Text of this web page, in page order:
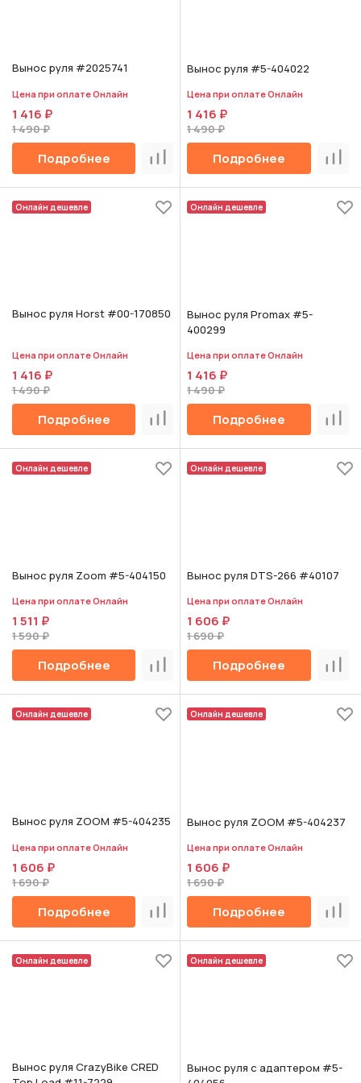
Вынос руля #2025741
Цена при оплате Онлайн
1 416 ₽
1 490 ₽
Подробнее Сравнить
Вынос руля #5-404022
Цена при оплате Онлайн
1 416 ₽
1 490 ₽
Подробнее
Онлайн дешевле
Вынос руля Horst #00-170850
Цена при оплате Онлайн
1 416 ₽
1 490 ₽
Подробнее Сравнить
Онлайн дешевле
Вынос руля Promax #5-
400299
Цена при оплате Онлайн
1 416 ₽
1 490 ₽
Подробнее
Онлайн дешевле
Вынос руля Zoom #5-404150
Цена при оплате Онлайн
1 511 ₽
1 590 ₽
Подробнее Сравнить
Онлайн дешевле
Вынос руля DTS-266 #40107
Цена при оплате Онлайн
1 606 ₽
1 690 ₽
Подробнее
Онлайн дешевле
Вынос руля ZOOM #5-404235
Цена при оплате Онлайн
1 606 ₽
1 690 ₽
Подробнее Сравнить
Онлайн дешевле
Вынос руля ZOOM #5-404237
Цена при оплате Онлайн
1 606 ₽
1 690 ₽
Подробнее
Онлайн дешевле
Вынос руля CrazyBike CRED
Онлайн дешевле
Вынос руля с адаптером #5-